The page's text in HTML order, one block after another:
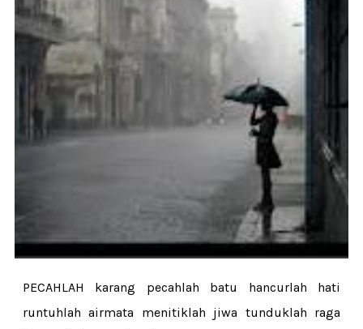
PECAHLAH karang pecahlah batu hancurlah hati
runtuhlah airmata menitiklah jiwa tunduklah raga